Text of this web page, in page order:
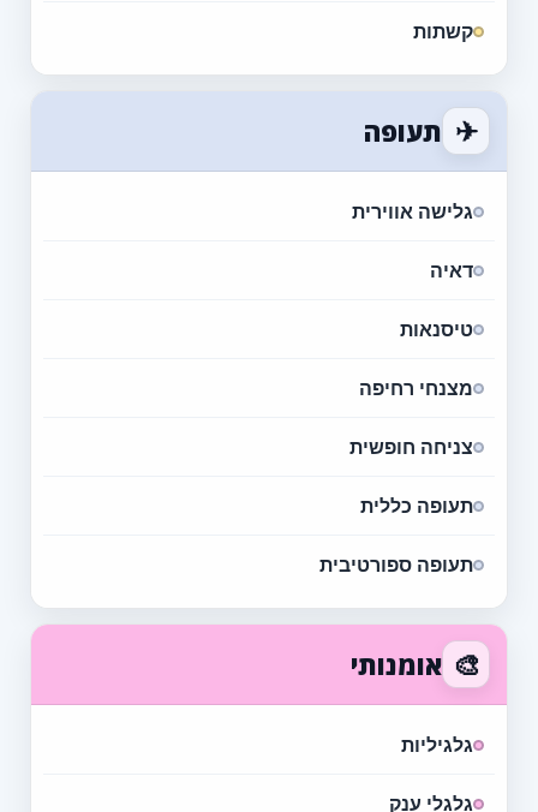
קשתות
✈ תעופה
גלישה אווירית
דאיה
טיסנאות
מצנחי רחיפה
צניחה חופשית
תעופה כללית
תעופה ספורטיבית
🎨 אומנותי
גלגיליות
גלגלי ענק